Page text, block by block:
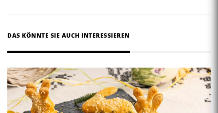
DAS KÖNNTE SIE AUCH INTERESSIEREN